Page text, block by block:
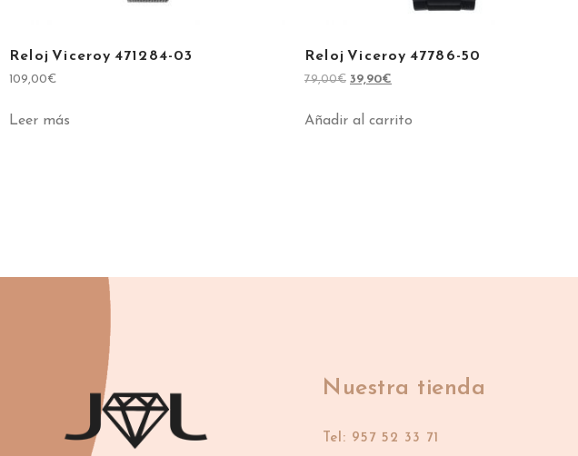
Reloj Viceroy 471284-03
109,00€
Leer más
Reloj Viceroy 47786-50
79,00€ 39,90€
Añadir al carrito
Nuestra tienda
Tel: 957 52 33 71